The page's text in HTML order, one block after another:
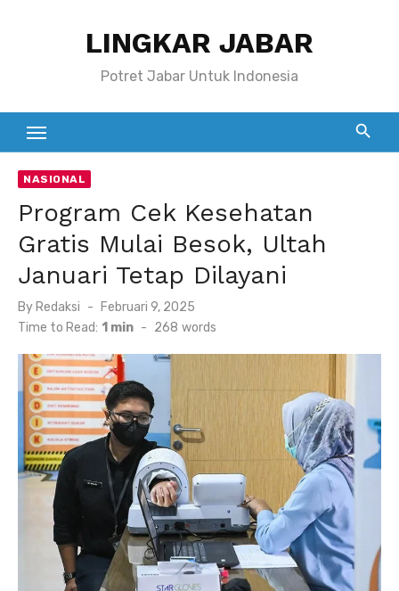
LINGKAR JABAR
Potret Jabar Untuk Indonesia
NASIONAL
Program Cek Kesehatan
Gratis Mulai Besok, Ultah
Januari Tetap Dilayani
By Redaksi
Posted
on
Februari 9, 2025
Time to Read: 1 min - 268 words